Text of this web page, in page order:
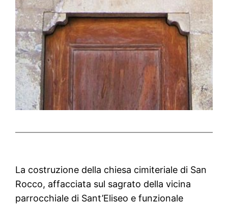
La costruzione della chiesa cimiteriale di San
Rocco, affacciata sul sagrato della vicina
parrocchiale di Sant’Eliseo e funzionale